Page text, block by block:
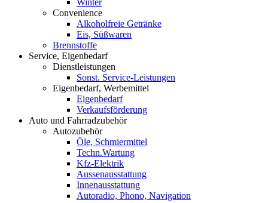
Winter
Convenience
Alkoholfreie Getränke
Eis, Süßwaren
Brennstoffe
Service, Eigenbedarf
Dienstleistungen
Sonst. Service-Leistungen
Eigenbedarf, Werbemittel
Eigenbedarf
Verkaufsförderung
Auto und Fahrradzubehör
Autozubehör
Öle, Schmiermittel
Techn.Wartung
Kfz-Elektrik
Aussenausstattung
Innenausstattung
Autoradio, Phono, Navigation